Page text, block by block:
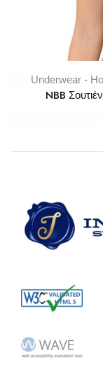
Underwear -
NBB